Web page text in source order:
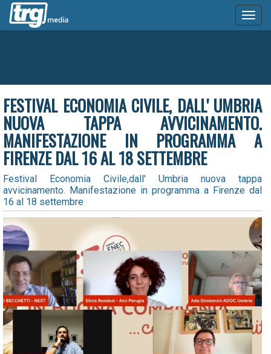
FESTIVAL ECONOMIA CIVILE, DALL' UMBRIA
NUOVA TAPPA AVVICINAMENTO.
MANIFESTAZIONE IN PROGRAMMA A
FIRENZE DAL 16 AL 18 SETTEMBRE
Festival Economia Civile,dall' Umbria nuova tappa
avvicinamento. Manifestazione in programma a Firenze dal
16 al 18 settembre